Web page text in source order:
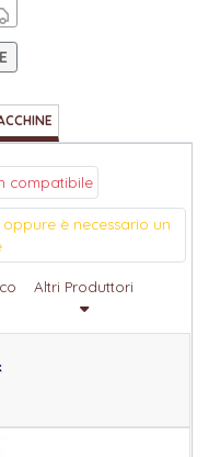
compatibile
è necessario un
Altri Produttori